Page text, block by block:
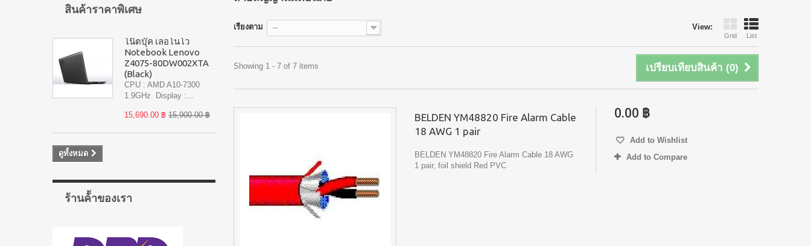
สินค้าราคาพิเศษ
โน๊ตบุ๊ค เลอโนโว
Notebook Lenovo
Z4075-80DW002XTA
(Black)
CPU : AMD A10-7300
1.9GHz Display :...
15,690.00 ฿ 15,900.00 ฿
ดูทั้งหมด
ร้านค้้าของเรา
View:
Grid List
เรียงตาม --
เปรียบเทียบสินค้า (0)
Showing 1 - 7 of 7 items
BELDEN YM48820 Fire Alarm Cable
18 AWG 1 pair
BELDEN YM48820 Fire Alarm Cable 18 AWG
1 pair, foil shield Red PVC
0.00 ฿
Add to Wishlist
Add to Compare